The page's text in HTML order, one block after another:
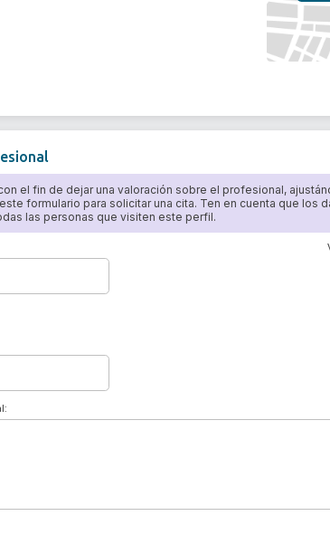
el fin de dejar una valoración sobre el profesional,
formulario para solicitar una cita. Ten en cuenta que los
las personas que visiten este perfil.